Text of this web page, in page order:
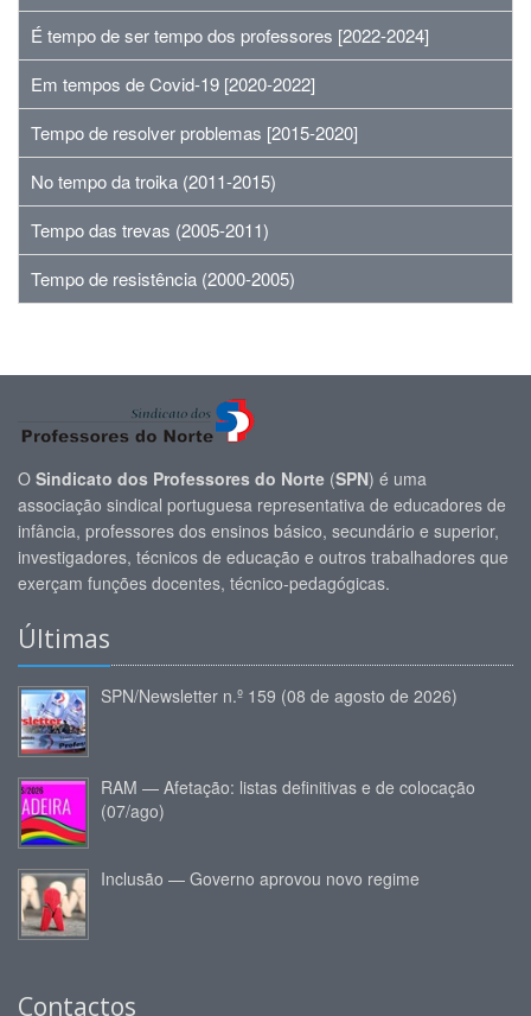
É tempo de ser tempo dos professores [2022-2024]
Em tempos de Covid-19 [2020-2022]
Tempo de resolver problemas [2015-2020]
No tempo da troika (2011-2015)
Tempo das trevas (2005-2011)
Tempo de resistência (2000-2005)
O Sindicato dos Professores do Norte (SPN) é uma
associação sindical portuguesa representativa de educadores de
infância, professores dos ensinos básico, secundário e superior,
investigadores, técnicos de educação e outros trabalhadores que
exerçam funções docentes, técnico-pedagógicas.
Últimas
SPN/Newsletter n.º 159 (08 de agosto de 2026)
RAM — Afetação: listas definitivas e de colocação
(07/ago)
Inclusão — Governo aprovou novo regime
Contactos